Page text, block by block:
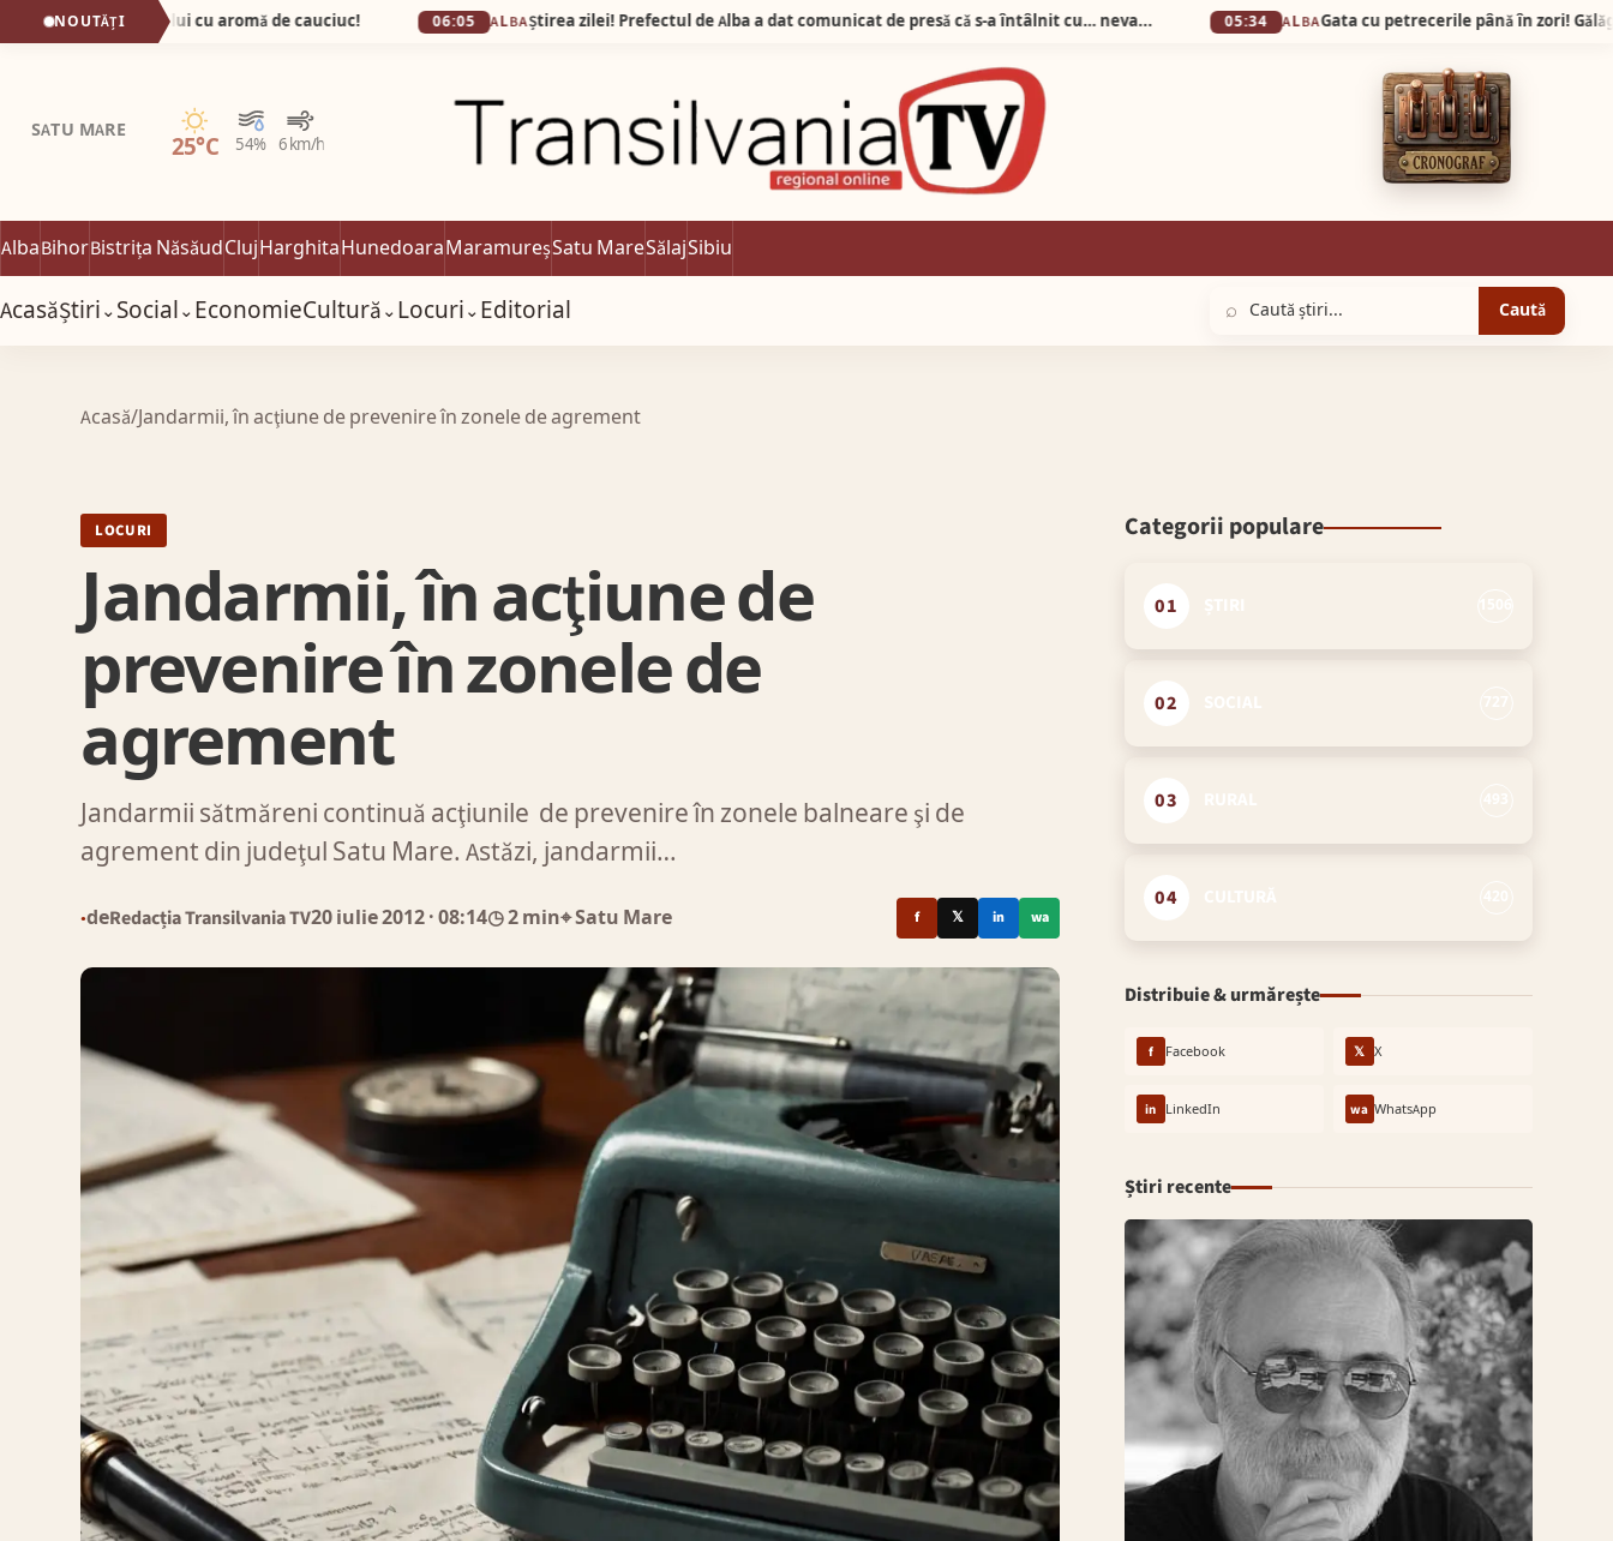
NOUTĂȚI
fumului cu aromă de cauciuc! 06:05 ALBA Știrea zilei! Prefectul de Alba a dat comunicat de presǎ cǎ s-a întâlnit cu… nevastă-sa la…Prefecturǎ! 05:34 ALBA
SATU MARE
25°C 54% 6 km/h
Senin
AlbaBihorBistrița NăsăudClujHarghitaHunedoaraMaramureșSatu MareSălajSibiu
AcasăȘtiri⌄Social⌄EconomieCultură⌄Locuri⌄Editorial ⌕ Caută
Acasă/Jandarmii, în acţiune de prevenire în zonele de agrement
LOCURI
Jandarmii, în acţiune de
prevenire în zonele de
agrement
Jandarmii sătmăreni continuă acţiunile de prevenire în zonele balneare şi de
agrement din judeţul Satu Mare. Astăzi, jandarmii…
●deRedacția Transilvania TV20 iulie 2012· 08:14◷ 2 min⌖ Satu Mare f 𝕏 in wa
Categorii populare
01
02
03
04
Distribuie & urmărește
f Facebook 𝕏 X
in LinkedIn wa WhatsApp
Știri recente